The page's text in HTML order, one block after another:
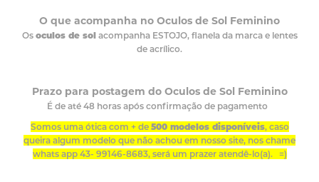
O que acompanha no Oculos de Sol Feminino
Os oculos de solacompanha ESTOJO, flanela da marca e lentes
de acrílico.
Prazo para postagem do Oculos de Sol Feminino
É de até 48 horas após confirmação de pagamento
Somos uma ótica com + de 500 modelos disponíveis, caso
queira algum modelo que não achou em nosso site, nos chame
whats app 43- 99146-8683, será um prazer atendê-lo(a). =)